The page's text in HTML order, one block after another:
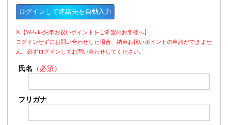
ログインして連絡先を自動入力
※【Webike納車お祝いポイントをご希望のお客様へ】
ログインせずにお問い合わせした場合、納車お祝いポイントの申請ができませ
ん。必ずログインしてお問い合わせしてください。
氏名 （必須）
フリガナ